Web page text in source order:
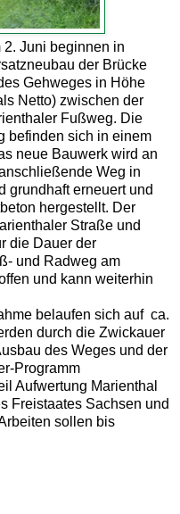
2. Juni beginnen in
der Brücke
Gehweges in Höhe
Netto) zwischen der
Fußweg. Die
befinden sich in einem
neue Bauwerk wird an
Weg in
grundhaft erneuert und
hergestellt. Der
Straße und
die Dauer der
und Radweg am
und kann weiterhin
belaufen sich auf ca.
durch die Zwickauer
des Weges und der
Programm
Aufwertung Marienthal
Freistaates Sachsen und
sollen bis